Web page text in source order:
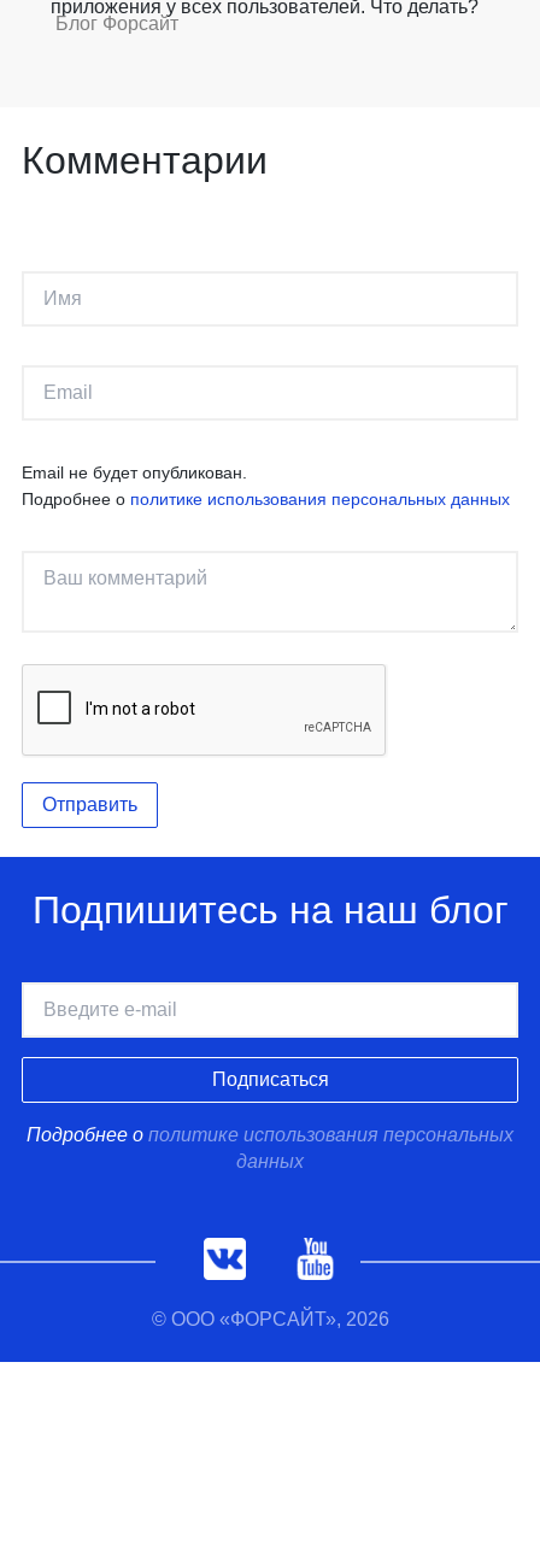
приложения у всех пользователей. Что делать?
Блог Форсайт
Комментарии
Email не будет опубликован.
Подробнее о политике использования персональных данных
Отправить
Подпишитесь на наш блог
Подробнее о политике использования персональных
данных
© ООО «ФОРСАЙТ», 2026